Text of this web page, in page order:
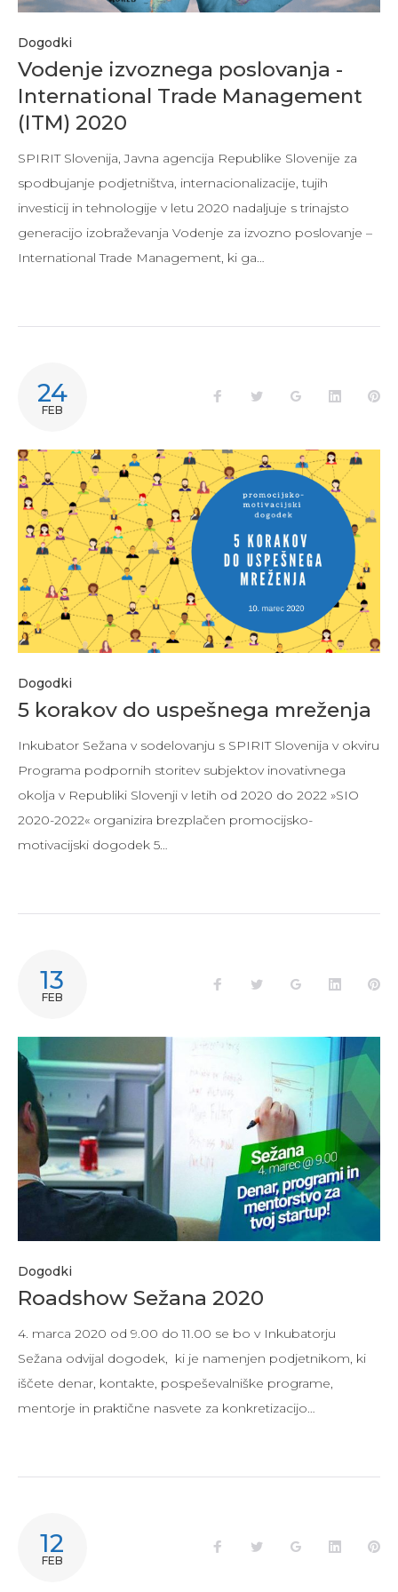
Dogodki
Vodenje izvoznega poslovanja -
International Trade Management
(ITM) 2020
SPIRIT Slovenija, Javna agencija Republike Slovenije za
spodbujanje podjetništva, internacionalizacije, tujih
investicij in tehnologije v letu 2020 nadaljuje s trinajsto
generacijo izobraževanja Vodenje za izvozno poslovanje –
International Trade Management, ki ga…
24
FEB
FacebookTwitter Google+LinkedIn
Dogodki
5 korakov do uspešnega mreženja
Inkubator Sežana v sodelovanju s SPIRIT Slovenija v okviru
Programa podpornih storitev subjektov inovativnega
okolja v Republiki Slovenji v letih od 2020 do 2022 »SIO
2020-2022« organizira brezplačen promocijsko-
motivacijski dogodek 5…
13
FEB
FacebookTwitter Google+LinkedIn
Dogodki
Roadshow Sežana 2020
4. marca 2020 od 9.00 do 11.00 se bo v Inkubatorju
Sežana odvijal dogodek, ki je namenjen podjetnikom, ki
iščete denar, kontakte, pospeševalniške programe,
mentorje in praktične nasvete za konkretizacijo…
12
FEB
FacebookTwitter Google+LinkedIn